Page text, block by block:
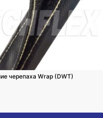
черепаха Wrap (DWT)